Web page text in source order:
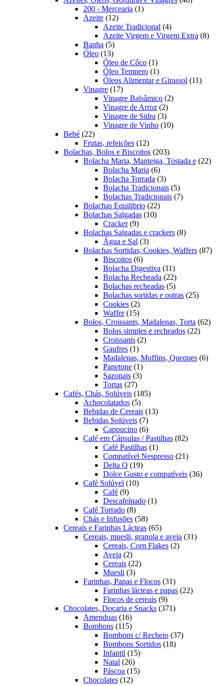
200 - Mercearia 11
Azeite 1212
produtos
Azeite Tradicional 44
produtos
Azeite Virgem e Virgem Extra 88
Banha 55
produtos
Óleo 1313
produtos
Óleo de Côco 11
produto
Óleo Tempero 11
produto
Óleos Alimentar e Girassol 1111
Vinagre 1717
produtos
Vinagre Balsâmico 22
Vinagre de Arroz 22
produtos
Vinagre de Sidra 33
produtos
Vinagre de Vinho 1010
Bebé 2222
produtos
Frutas, refeições 1212
produtos
Bolachas, Bolos e Biscoitos 203203
produtos
Bolacha Maria, Manteiga, Tostada e 2222
Bolacha Maria 66
produtos
Bolacha Torrada 33
produtos
Bolacha Tradicionais 55
produtos
Bolachas Tradicionais 77
Bolachas Equilibrio 2222
Bolachas Salgadas 1010
Cracker 99
produtos
Bolachas Salgadas e crackers 88
Água e Sal 33
produtos
Bolachas Sortidas, Cookies, Waffers 8787
Biscoitos 66
produtos
Bolacha Digestiva 1111
produtos
Bolacha Recheada 2222
produtos
Bolachas recheadas 55
produtos
Bolachas sortidas e outras 2525
Cookies 22
produtos
Waffer 1515
produtos
Bolos, Croissants, Madalenas, Torta 6262
Bolos simples e recheados 2222
Croissants 22
Gaufres 11
produto
Madalenas, Muffins, Queques 66
Panetone 11
produto
Sazonais 33
Tortas 2727
produtos
Cafés, Chás, Solúveis 185185
Achocolatados 55
produtos
Bebidas de Cereais 1313
Bebidas Solúveis 77
produtos
Cappucino 66
produtos
Café em Cápsulas / Pastilhas 8282
Café Pastilhas 11
produto
Compatível Nespresso 2121
Delta Q 1919
produtos
Dolce Gusto e compatíveis 3636
Café Solúvel 1010
Café 99
produtos
Descafeínado 11
Café Torrado 88
produtos
Chás e Infusões 5858
produtos
Cereais e Farinhas Lácteas 6565
produtos
Cereais, muesli, granola e aveia 3131
Cereais, Corn Flakes 22
Aveia 22
produtos
Cereais 2222
Muesli 33
produtos
Farinhas, Papas e Flocos 3131
produtos
Farinhas lácteas e papas 2222
Flocos de cereais 99
produtos
Chocolates, Doçaria e Snacks 371371
Amendoas 1616
produtos
Bombons 115115
produtos
Bombons c/ Recheio 3737
Bombons Sortidos 1818
Infantil 1515
Natal 2626
produtos
Páscoa 1515
Chocolates 1212